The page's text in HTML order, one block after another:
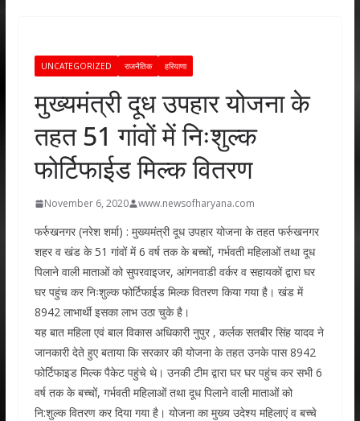
UNCATEGORIZED राजनैतिक हरियाणा
मुख्यमंत्री दूध उपहार योजना के
तहत 51 गांवों में निःशुल्क
फोर्टिफाईड मिल्क वितरण
November 6, 2020 www.newsofharyana.com
फर्रुखनगर (नरेश शर्मा) : मुख्यमंत्री दूध उपहार योजना के तहत फर्रुखनगर
शहर व खंड के 51 गांवों में 6 वर्ष तक के बच्चों, गर्भवती महिलाओं तथा दूध
पिलाने वाली माताओं को सुपरवाइजर, आंगनवाडी वर्कर व सहायकों द्वारा घर
घर पहुंच कर निःशुल्क फोर्टिफाईड मिल्क वितरण किया गया है। खंड में
8942 लाभार्थी इसका लाभ उठा चुके है।
यह बात महिला एवं बाल विकास अधिकारी नुपुर , कर्लक सतबीर सिंह यादव ने
जानकारी देते हुए बताया कि सरकार की योजना के तहत उनके पास 8942
फोर्टिफाइड मिल्क पैकेट पहुंचे थे। उनकी टीम द्वारा घर घर पहुंच कर सभी 6
वर्ष तक के बच्चों, गर्भवती महिलाओं तथा दूध पिलाने वाली माताओं को
नि:शुल्क वितरण कर दिया गया है। योजना का मुख्य उदेश्य महिलाएं व बच्चे